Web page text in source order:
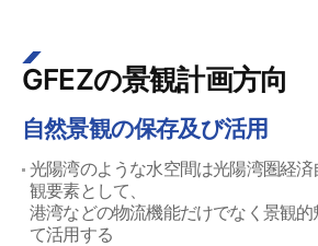
GFEZの景観計画方向
自然景観の保存及び活用
光陽湾のような水空間は光陽湾圏経
観要素として、
港湾などの物流機能だけでなく景観
て活用する